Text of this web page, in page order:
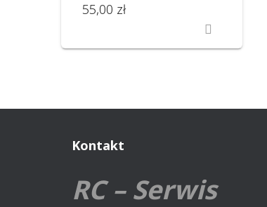
55,00 zł
Kontakt
RC – Serwis